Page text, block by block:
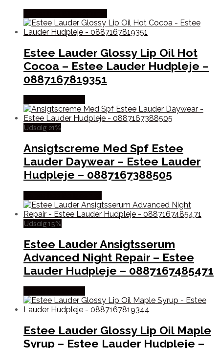
Estee Lauder Glossy Lip Oil Hot
Cocoa – Estee Lauder Hudpleje –
0887167819351
Udsalg 21%
Ansigtscreme Med Spf Estee
Lauder Daywear – Estee Lauder
Hudpleje – 0887167388505
Udsalg 15%
Estee Lauder Ansigtsserum
Advanced Night Repair – Estee
Lauder Hudpleje – 0887167485471
Estee Lauder Glossy Lip Oil Maple
Syrup – Estee Lauder Hudpleje –